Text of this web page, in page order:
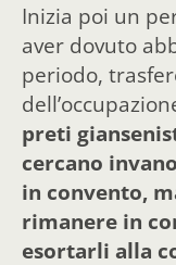
Inizia poi un
aver dovuto
periodo,
preti
cercano
in convento,
rimanere in
esortarli alla